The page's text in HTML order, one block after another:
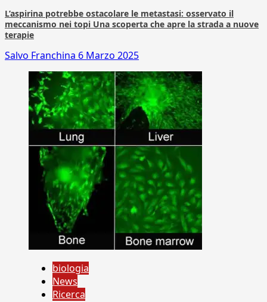
L’aspirina potrebbe ostacolare le metastasi: osservato il
meccanismo nei topi Una scoperta che apre la strada a nuove
terapie
Salvo Franchina 6 Marzo 2025
biologia
News
Ricerca